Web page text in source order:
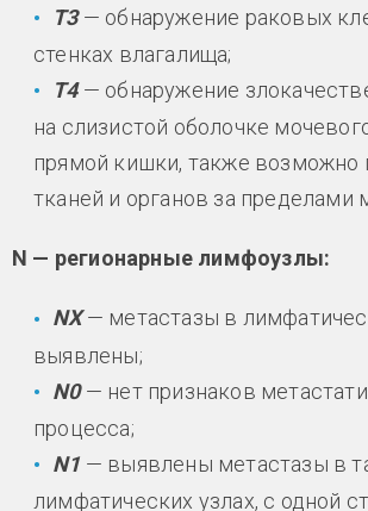
Т3— обнаружение раковых
стенках влагалища;
Т4— обнаружение
на слизистой оболочке
прямой кишки, также возможно
тканей и органов за пределами
N — регионарные лимфоузлы:
NХ— метастазы в
выявлены;
N0— нет признаков
процесса;
N1 — выявлены метастазы в
лимфатических узлах, с одной